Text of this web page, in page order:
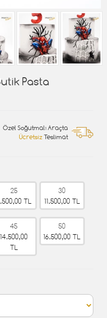
Pasta
Özel Soğutmalı Araçta
Ücretsiz Teslimat
25
TL
30
11.500,00 TL
45
14.500,00
TL
50
16.500,00 TL